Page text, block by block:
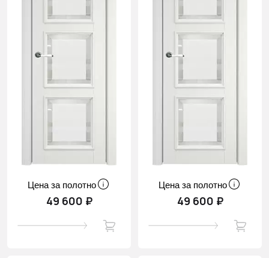
Цена за полотно
49 600 ₽
Цена за полотно
49 600 ₽